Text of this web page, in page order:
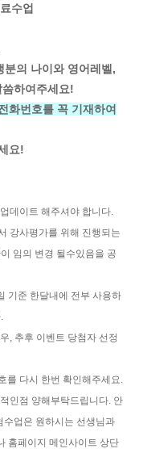
수업
의 나이와 영어레벨,
하여주세요!
화번호를 꼭 기재하여
요!
데이트 해주셔야 합니다.
강사평가를 위해 진행되는
임의 변경 될수있음을 공
기준 한달내에 전부 사용하
, 추후 이벤트 당첨자 선정
를 다시 한번 확인해주세요.
인점 양해부탁드립니다. 안
수업은 원하시는 선생님과
홈페이지 메인사이트 상단